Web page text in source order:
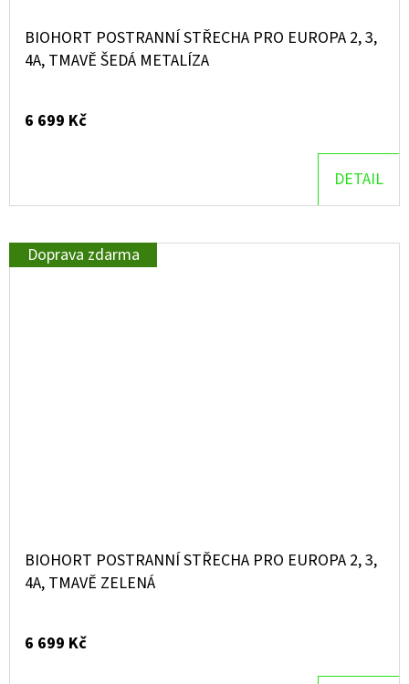
BIOHORT POSTRANNÍ STŘECHA PRO EUROPA 2, 3,
4A, TMAVĚ ŠEDÁ METALÍZA
6 699 Kč
DETAIL
Doprava zdarma
BIOHORT POSTRANNÍ STŘECHA PRO EUROPA 2, 3,
4A, TMAVĚ ZELENÁ
6 699 Kč